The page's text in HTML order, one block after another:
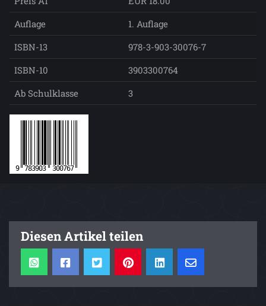
Auflage
1. Auflage
ISBN-13
978-3-903-30076-7
ISBN-10
3903300764
Ab Schulklasse
3
Diesen Artikel teilen